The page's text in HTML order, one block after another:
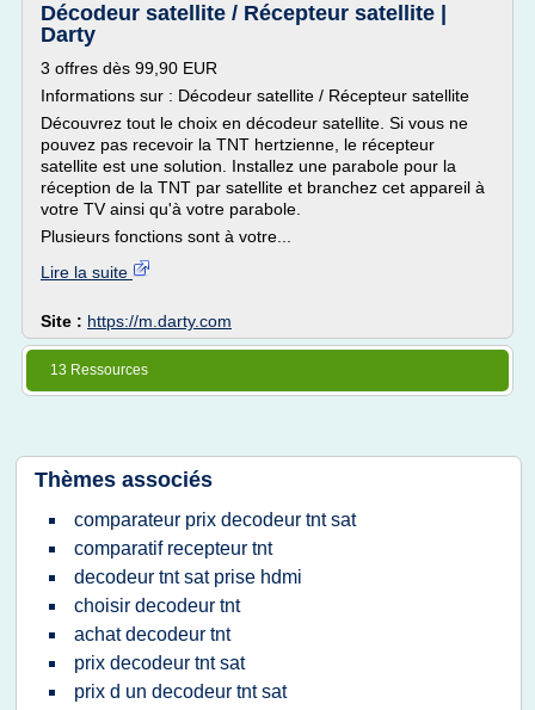
Décodeur satellite / Récepteur satellite |
Darty
3 offres dès 99,90 EUR
Informations sur : Décodeur satellite / Récepteur satellite
Découvrez tout le choix en décodeur satellite. Si vous ne
pouvez pas recevoir la TNT hertzienne, le récepteur
satellite est une solution. Installez une parabole pour la
réception de la TNT par satellite et branchez cet appareil à
votre TV ainsi qu'à votre parabole.
Plusieurs fonctions sont à votre...
Lire la suite
Site : https://m.darty.com
13 Ressources
Thèmes associés
comparateur prix decodeur tnt sat
comparatif recepteur tnt
decodeur tnt sat prise hdmi
choisir decodeur tnt
achat decodeur tnt
prix decodeur tnt sat
prix d un decodeur tnt sat